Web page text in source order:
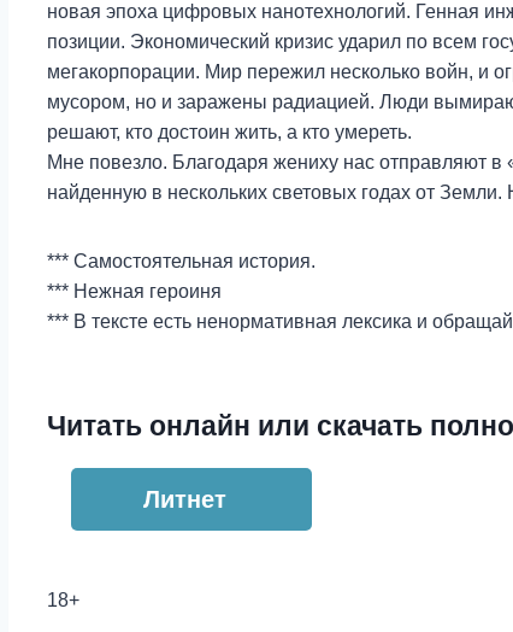
новая эпоха цифровых нанотехнологий. Генная
позиции. Экономический кризис ударил по всем
мегакорпорации. Мир пережил несколько войн, и
мусором, но и заражены радиацией. Люди
решают, кто достоин жить, а кто умереть.
Мне повезло. Благодаря жениху нас отправляют
найденную в нескольких световых годах от Земли.
*** Самостоятельная история.
*** Нежная героиня
*** В тексте есть ненормативная лексика и
Читать онлайн или скачать
Литнет
18+